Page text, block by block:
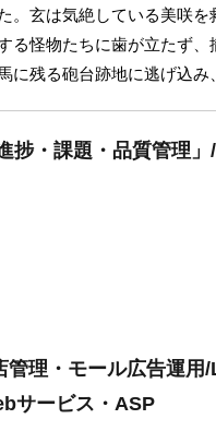
。玄は気絶している美咲
る怪物たちに歯が立たず
残る砲台跡地に逃げ込み
捗・課題・品質管理
理・モール広告運
サービス・ASP